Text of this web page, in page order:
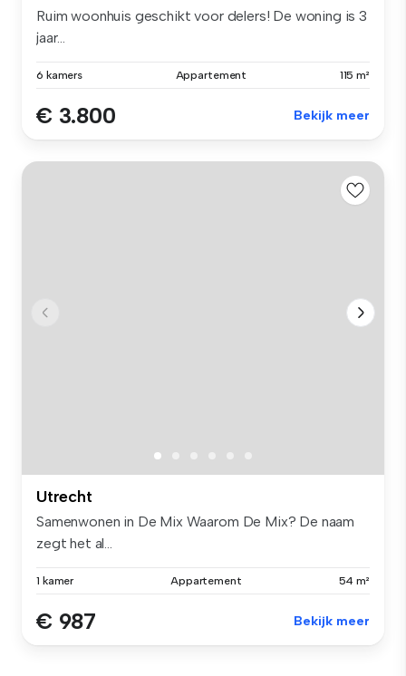
Ruim woonhuis geschikt voor delers! De woning is 3
jaar...
6 kamers Appartement 115 m²
€ 3.800 Bekijk meer
Utrecht
Samenwonen in De Mix Waarom De Mix? De naam
zegt het al...
1 kamer Appartement 54 m²
€ 987 Bekijk meer